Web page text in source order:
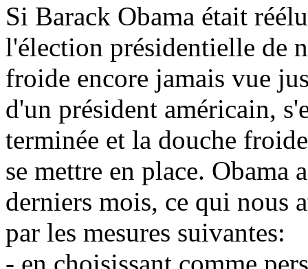
Si Barack Obama était
l'élection présidentielle de
froide encore jamais vue
d'un président américain,
terminée et la douche
se mettre en place. Obama
derniers mois, ce qui nous
par les mesures suivantes: